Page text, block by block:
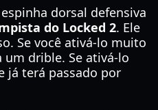
dorsal defensiva
do Locked 2. Ele
Se você ativá-lo muito
um drible. Se ativá-lo
já terá passado por